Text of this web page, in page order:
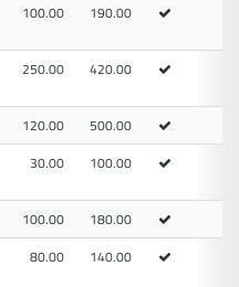
100.00 190.00
250.00 420.00
120.00
500.00
30.00 100.00
100.00
180.00
80.00 140.00